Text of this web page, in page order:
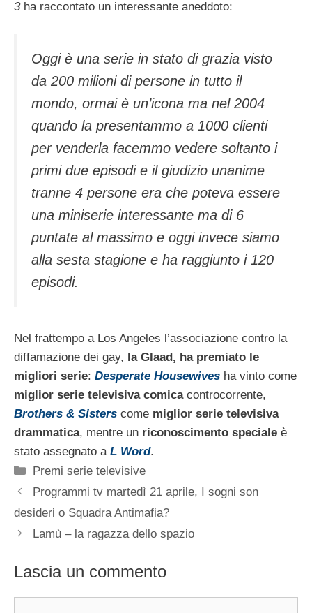
3ha raccontato un interessante aneddoto:
Oggi è una serie in stato di grazia visto
da 200 milioni di persone in tutto il
mondo, ormai è un’icona ma nel 2004
quando la presentammo a 1000 clienti
per venderla facemmo vedere soltanto i
primi due episodi e il giudizio unanime
tranne 4 persone era che poteva essere
una miniserie interessante ma di 6
puntate al massimo e oggi invece siamo
alla sesta stagione e ha raggiunto i 120
episodi.
Nel frattempo a Los Angeles l’associazione contro la
diffamazione dei gay, la Glaad, ha premiato le
migliori serie: Desperate Housewives ha vinto come
miglior serie televisiva comicacontrocorrente,
Brothers & Sisters come miglior serie televisiva
drammatica, mentre un riconoscimento speciale è
stato assegnato a L Word.
Categorie
Premi serie televisive
Programmi tv martedì 21 aprile, I sogni son
desideri o Squadra Antimafia?
Lamù – la ragazza dello spazio
Lascia un commento